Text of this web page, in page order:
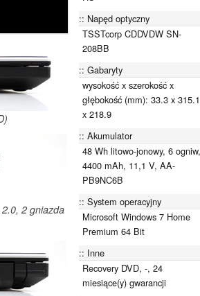
2 gniazda
Napęd optyczny
TSSTcorp CDDVDW SN-
208BB
Gabaryty
wysokość x szerokość x
głębokość (mm): 33.3 x 315.1
x 218.9
Akumulator
48 Wh litowo-jonowy, 6 ogniw,
4400 mAh, 11,1 V, AA-
PB9NC6B
System operacyjny
Microsoft Windows 7 Home
Premium 64 Bit
Inne
Recovery DVD, -, 24
miesiące(y) gwarancji